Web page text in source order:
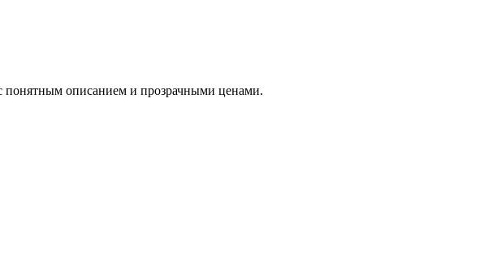
понятным описанием и прозрачными ценами.